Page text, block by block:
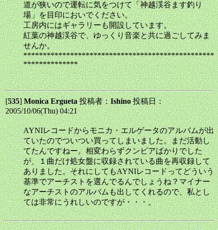
道が狭いので運転に気をつけて「神越渓谷ます釣り
場」を目印においでください。
工房内にはギャラリーも開設しています。
紅葉の神越渓谷で、ゆっくり音楽と共に過ごしてみま
せんか。
*************************************************
**************
[535]Monica Ergueta投稿者：Ishino投稿日：
2005/10/06(Thu) 04:21
AYNIレコードからモニカ・エルゲータのアルバムが出
ていたのでついつい買ってしまいました。まだ活動し
てたんですねー。相変わらずクンビアばかりでした
が、１曲だけ処女盤に収録されている曲を再収録して
ありました。それにしてもAYNIレコードってどういう
基準でアーチストを選んでるんでしょうね？マイナー
なアーチストのアルバムも出してくれるので、私とし
ては非常にうれしいのですが・・・。